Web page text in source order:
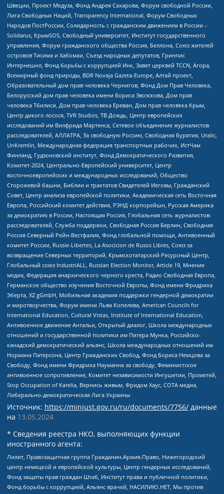
Швеции, Проект Медуза, Фонд Андрея Сахарова, Форум свободной России,
Лига Свободных Наций, Transparеncy International, Форум Свободных
Народов ПостРоссии, Солидарность с гражданским движением в России –
Solidarus, КрымSOS, Свободный университет, Институт государственного
управления, Форум гражданского общества Россия, Беллона, Союз жителей
островов Тисима и Хабомаи, Съезд народных депутатов, Гринпис
Интернешнл, Фонд борьбы с коррупцией Инк, Завет церквей TCCN, Агора,
Всемирный фонд природы, BDR Novaja Gazeta-Europe, Алтай проект,
Образовательный дом прав человека Чернигов, Фонд Дом Прав Человека,
Белорусский дом прав человека имени Бориса Звозскова, Дом прав
человека Тбилиси, Дом прав человека Ереван, Дом прав человека Крым,
Центр дикого лосося, TVR Studios, ТВ Дождь, Центр европейских
исследований им Вилфрида Мартенса, Сетевое объединение журналистов
расследователей, АЛЛАТРА, За свободную Россию, Свободная Бурятия, Uralic,
UnKremlin, Международная федерация транспортных рабочих, ИстЧам
Финланд, Гудзоновский институт, Фонд Демократического Развития,
Комитет-2024, Центрально-Европейский университет, Центр
восточноевропейских и международных исследований, Общество
Сторожевой башни, Библии и трактатов Свидетелей Иеговы, Гражданский
Совет, Центр анализа европейской политики, Академическая сеть Восточная
Европа, Российский комитет действия, РЭНД корпорейшн, Русская Америка
за демократию в России, Настоящая Россия, Глобальная сеть журналистов-
расследователей, Служба поддержки, Свободная Россия Берлин, Свободная
Россия Северный Рейн-Вестфалия, Фонд глобальной помощи, Антивоенный
комитет России, Russie-Libertes, La Asocicion de Rusos Libres, Союз за
возвращение Северных территорий, Крымскотатарский Ресурсный Центр,
Глобальный союз IndustriALL, Russian Election Monitor, Article 19, Мнение
медиа, Федерация анархического черного креста, Радио Свободная Европа,
Германское общество изучения Восточной Европы, Фонд имени Фридриха
Эберта, XZ gGmbH, Мобильная академия поддержки гендерной демократии
и миротворчества, Форум имени Льва Копелева, American Councils for
International Education, Cultural Vistas, Institute of International Education,
Антивоенное движение Антальи, Открытый диалог, Школа международных
отношений и государственной политики им Питера Мунка, Российско-
канадский демократический альянс, Школа международных отношений им
Нормана Патерсона, Центр Гражданских Свобод, Фонд Бориса Немцова за
Свободу, Фонд имени Фридриха Науманна за свободу, Феминистское
антивоенное сопротивление, Комитет независимости Ингушетии, Прометей,
Stop Occupation of Karelia, Вернись живым, Фридом Хаус, СОТА медиа,
Либерально-демократическая Лига Украины
Источник: https://minjust.gov.ru/ru/documents/7756/ данные
на 13.05.2024
* Сведения реестра НКО, выполняющих функции
иностранного агента:
Лилит, Правозащитная группа Гражданин.Армия.Право, Нижегородский
центр немецкой и европейской культуры, Центр гендерных исследований,
Фонд защиты прав граждан Штаб, Институт права и публичной политики,
Фонд борьбы с коррупцией, Альянс врачей, НАСИЛИЮ.НЕТ, Мы против